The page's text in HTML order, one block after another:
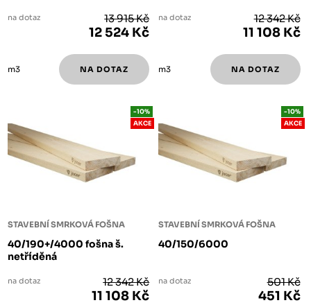
na dotaz 13 915 Kč
12 524 Kč
m3
na dotaz 12 342 Kč
11 108 Kč
m3
STAVEBNÍ SMRKOVÁ FOŠNA
40/190+/4000 fošna š.
netříděná
-10%
AKCE
na dotaz 12 342 Kč
11 108 Kč
STAVEBNÍ SMRKOVÁ FOŠNA
40/150/6000
-10%
AKCE
na dotaz 501 Kč
451 Kč